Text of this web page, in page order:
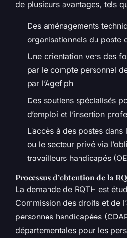
de plusieurs avantages, tels
Des aménagements
organisationnels du poste
Une orientation vers des
par le compte personnel
par l’Agefiph
Des soutiens spécialisés
d’emploi et l’insertion
L’accès à des postes
ou le secteur privé via
travailleurs handicapés
Processus d’obtention de la
La demande de RQTH est
Commission des droits et de
personnes handicapées
départementales pour les